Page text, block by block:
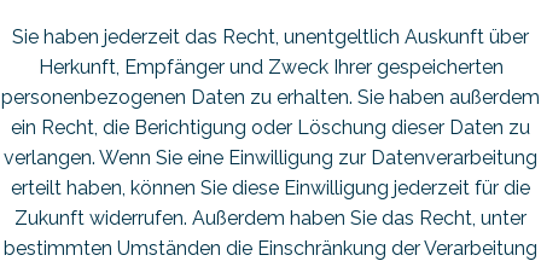
Sie haben jederzeit das Recht, unentgeltlich Auskunft über
Herkunft, Empfänger und Zweck Ihrer gespeicherten
personenbezogenen Daten zu erhalten. Sie haben außerdem
ein Recht, die Berichtigung oder Löschung dieser Daten zu
verlangen. Wenn Sie eine Einwilligung zur Datenverarbeitung
erteilt haben, können Sie diese Einwilligung jederzeit für die
Zukunft widerrufen. Außerdem haben Sie das Recht, unter
bestimmten Umständen die Einschränkung der Verarbeitung